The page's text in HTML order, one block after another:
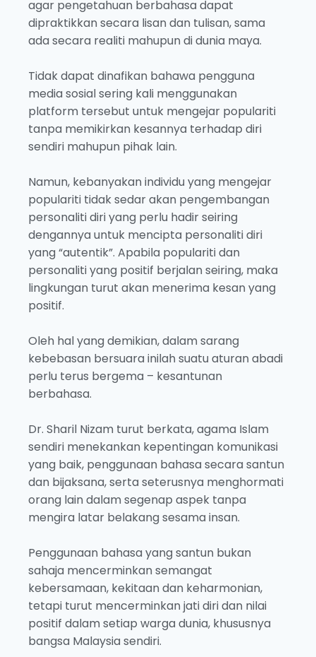
agar pengetahuan berbahasa dapat
dipraktikkan secara lisan dan tulisan, sama
ada secara realiti mahupun di dunia maya.
Tidak dapat dinafikan bahawa pengguna
media sosial sering kali menggunakan
platform tersebut untuk mengejar populariti
tanpa memikirkan kesannya terhadap diri
sendiri mahupun pihak lain.
Namun, kebanyakan individu yang mengejar
populariti tidak sedar akan pengembangan
personaliti diri yang perlu hadir seiring
dengannya untuk mencipta personaliti diri
yang “autentik”. Apabila populariti dan
personaliti yang positif berjalan seiring, maka
lingkungan turut akan menerima kesan yang
positif.
Oleh hal yang demikian, dalam sarang
kebebasan bersuara inilah suatu aturan abadi
perlu terus bergema – kesantunan
berbahasa.
Dr. Sharil Nizam turut berkata, agama Islam
sendiri menekankan kepentingan komunikasi
yang baik, penggunaan bahasa secara santun
dan bijaksana, serta seterusnya menghormati
orang lain dalam segenap aspek tanpa
mengira latar belakang sesama insan.
Penggunaan bahasa yang santun bukan
sahaja mencerminkan semangat
kebersamaan, kekitaan dan keharmonian,
tetapi turut mencerminkan jati diri dan nilai
positif dalam setiap warga dunia, khususnya
bangsa Malaysia sendiri.